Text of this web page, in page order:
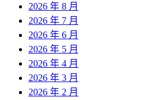
2026 年 8 月
2026 年 7 月
2026 年 6 月
2026 年 5 月
2026 年 4 月
2026 年 3 月
2026 年 2 月